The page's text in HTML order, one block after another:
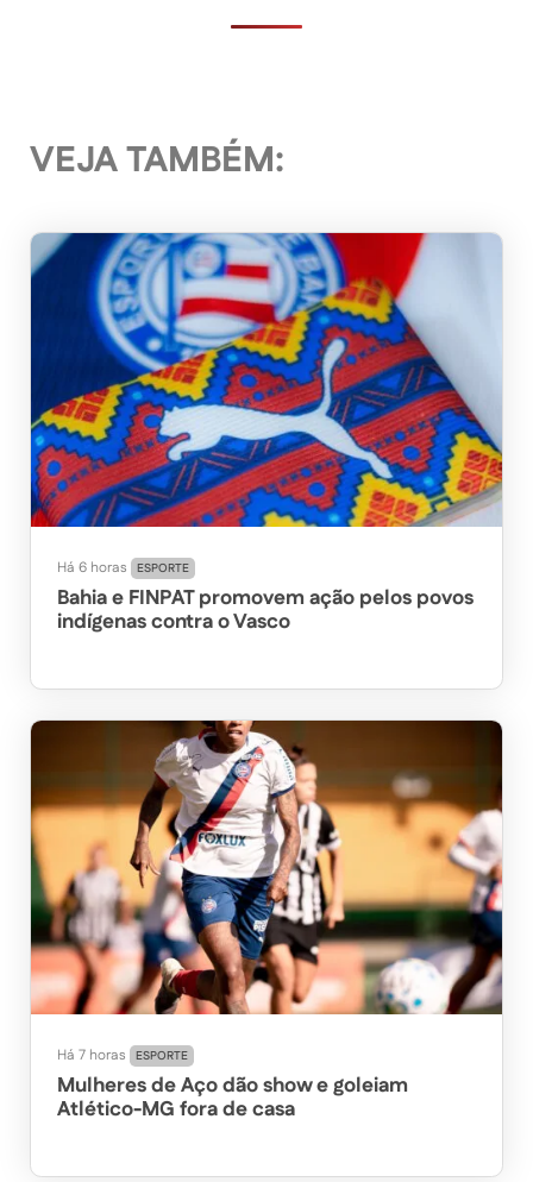
VEJA TAMBÉM:
Há 6 horas ESPORTE
Bahia e FINPAT promovem ação pelos povos
indígenas contra o Vasco
Há 7 horas ESPORTE
Mulheres de Aço dão show e goleiam
Atlético-MG fora de casa